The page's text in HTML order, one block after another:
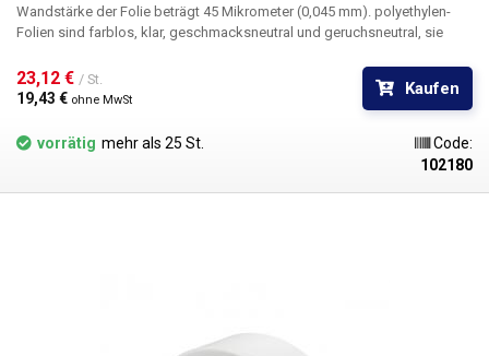
Wandstärke der Folie beträgt 45 Mikrometer (0,045 mm). polyethylen-
Folien sind farblos, klar, geschmacksneutral und geruchsneutral, sie
Sie sind langlebig, flexibel, leicht mit Hitze zu verschweißen, frost- und
feuchtigkeitsbeständig. Die Folie eignet sich für die Herstellung von
Beuteln, Taschen und Verpackungen jeglicher Waren. PE-Folien sind
gesundheitlich unbedenklich, 100% recycelbar, für
Lebensmittelverpackungen geeignet (Zertifikat vorhanden) und erfüllen
Slg. (Verpackungsgesetz). Ideal zum Verschweißen mit allen
23,12 € / St.
19,43 € ohne MwSt
Kaufen
vorrätig mehr als 25 St.
Code:
102180